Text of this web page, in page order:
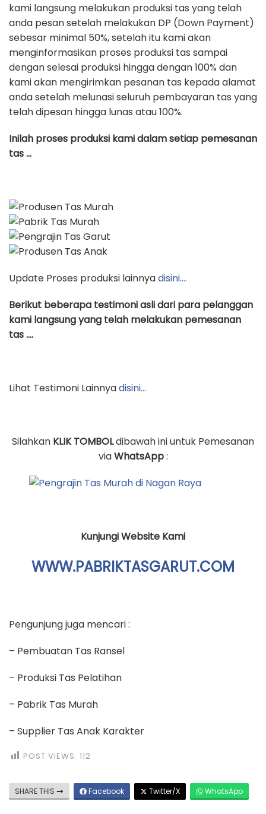
kami langsung melakukan produksi tas yang telah
anda pesan setelah melakukan DP (Down Payment)
sebesar minimal 50%, setelah itu kami akan
menginformasikan proses produksi tas sampai
dengan selesai produksi hingga dengan 100% dan
kami akan mengirimkan pesanan tas kepada alamat
anda setelah melunasi seluruh pembayaran tas yang
telah dipesan hingga lunas atau 100%.
Inilah proses produksi kami dalam setiap pemesanan
tas …
Update Proses produksi lainnyadisini….
Berikut beberapa testimoni asli dari para pelanggan
kami langsung yang telah melakukan pemesanan
tas ….
Lihat Testimoni Lainnyadisini…
Silahkan KLIK TOMBOLdibawah ini untuk Pemesanan
viaWhatsApp:
Kunjungi Website Kami
WWW.PABRIKTASGARUT.COM
Pengunjung juga mencari :
– Pembuatan Tas Ransel
– Produksi Tas Pelatihan
– Pabrik Tas Murah
– Supplier Tas Anak Karakter
POST VIEWS: 112
SHARE THIS Facebook Twitter/X WhatsApp